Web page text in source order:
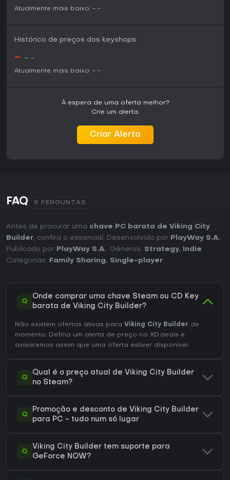
Atualmente mais baixo: - -
Histórico de preços dos keyshops
- - -
Atualmente mais baixo: - -
À espera de uma oferta melhor?
Crie um alerta.
Criar Alerta
FAQ 8 PERGUNTAS
Antes de procurar uma chave PC barata de Viking City
Builder, confira o essencial. Desenvolvido por PlayWay S.A..
Publicado por PlayWay S.A.. Géneros: Strategy, Indie.
Categorias:
Family Sharing, Single-player.
Q
Onde comprar uma chave Steam ou CD Key
barata de Viking City Builder?
Não existem ofertas ativas para Viking City Builder de
momento. Defina um alerta de preço no XD.deals e
avisaremos assim que uma oferta estiver disponível.
Q
Qual é o preço atual de Viking City Builder
no Steam?
Q
Promoção e desconto de Viking City Builder
para PC - tudo num só lugar
Q
Viking City Builder tem suporte para
GeForce NOW?